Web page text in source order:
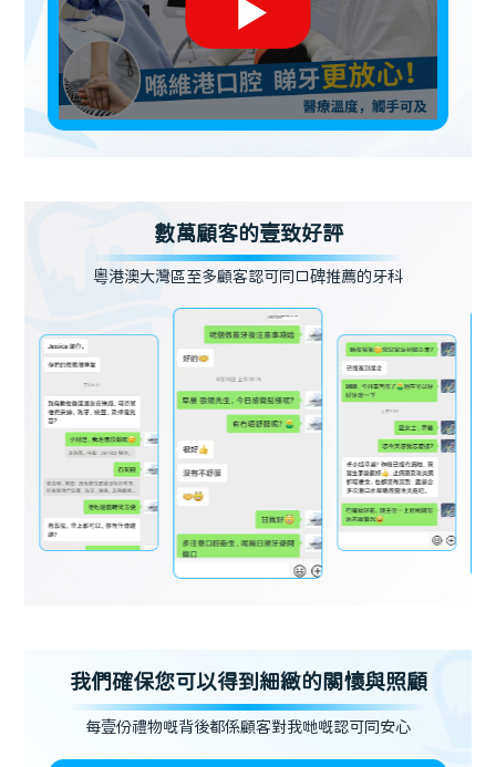
數萬顧客的壹致好評
粵港澳大灣區至多顧客認可同口碑推薦的牙科
我們確保您可以得到細緻的關懷與照顧
每壹份禮物嘅背後都係顧客對我哋嘅認可同安心